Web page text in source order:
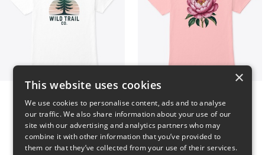
×
This website uses cookies
We use cookies to personalise content, ads and to analyse
our traffic. We also share information about your use of our
site with our advertising and analytics partners who may
combine it with other information that you’ve provided to
them or that they’ve collected from your use of their services.